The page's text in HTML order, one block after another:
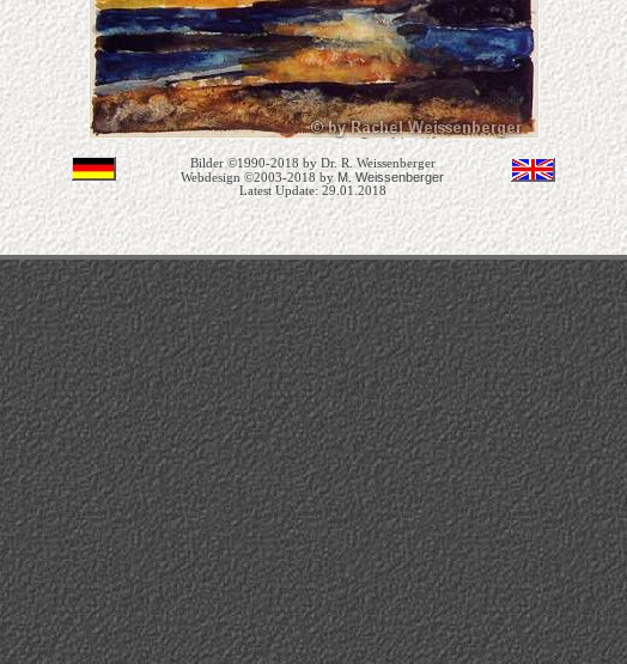
Bilder ©1990-2018 by Dr. R. Weissenberger
Webdesign ©2003-2018 byM. Weissenberger
Latest Update: 29.01.2018